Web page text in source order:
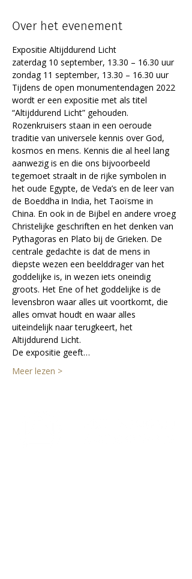
Over het evenement
Expositie Altijddurend Licht
zaterdag 10 september, 13.30 – 16.30 uur
zondag 11 september, 13.30 – 16.30 uur
Tijdens de open monumentendagen 2022
wordt er een expositie met als titel
“Altijddurend Licht” gehouden.
Rozenkruisers staan in een oeroude
traditie van universele kennis over God,
kosmos en mens. Kennis die al heel lang
aanwezig is en die ons bijvoorbeeld
tegemoet straalt in de rijke symbolen in
het oude Egypte, de Veda’s en de leer van
de Boeddha in India, het Taoïsme in
China. En ook in de Bijbel en andere vroeg
Christelijke geschriften en het denken van
Pythagoras en Plato bij de Grieken. De
centrale gedachte is dat de mens in
diepste wezen een beelddrager van het
goddelijke is, in wezen iets oneindig
groots. Het Ene of het goddelijke is de
levensbron waar alles uit voortkomt, die
alles omvat houdt en waar alles
uiteindelijk naar terugkeert, het
Altijddurend Licht.
De expositie geeft…
Meer lezen >